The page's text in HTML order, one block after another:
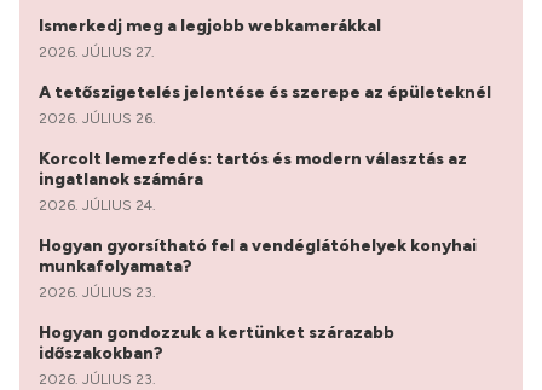
Ismerkedj meg a legjobb webkamerákkal
2026. JÚLIUS 27.
A tetőszigetelés jelentése és szerepe az épületeknél
2026. JÚLIUS 26.
Korcolt lemezfedés: tartós és modern választás az
ingatlanok számára
2026. JÚLIUS 24.
Hogyan gyorsítható fel a vendéglátóhelyek konyhai
munkafolyamata?
2026. JÚLIUS 23.
Hogyan gondozzuk a kertünket szárazabb
időszakokban?
2026. JÚLIUS 23.